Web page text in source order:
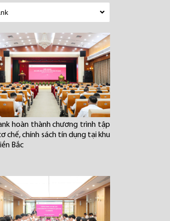
hoàn thành chương trình tập
chế, chính sách tín dụng tại khu
Bắc